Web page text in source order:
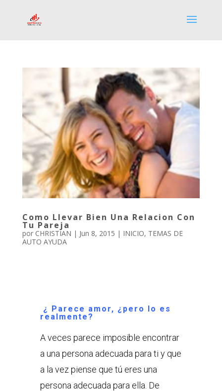
Como Llevar Bien Una Relacion Con
Tu Pareja
por CHRISTIAN | Jun 8, 2015 | INICIO, TEMAS DE
AUTO AYUDA
¿ Parece amor, ¿pero lo es
realmente?
A veces parece imposible encontrar
a una persona adecuada para ti y que
a la vez piense que tú eres una
persona adecuada para ella. De